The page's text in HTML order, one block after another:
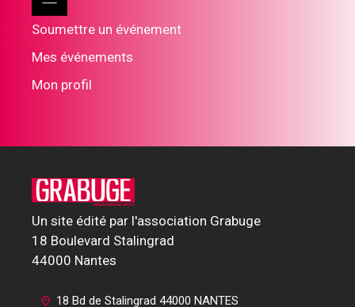
Soumettre un événement
Mes événements
Mon profil
Un site édité par l'association Grabuge
18 Boulevard Stalingrad
44000 Nantes
18 Bd de Stalingrad 44000 NANTES